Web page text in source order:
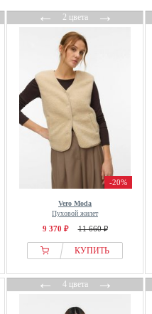
←2 цвета→
-20%
Vero Moda
Пуховой жилет
9 370 ₽ 11 660 ₽
КУПИТЬ
←4 цвета→